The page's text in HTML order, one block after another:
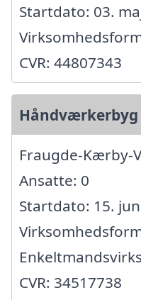
Startdato: 03.
CVR: 44807343
Håndværkerbyg
Fraugde-Kærby-
Ansatte: 0
Startdato: 15.
CVR: 34517738